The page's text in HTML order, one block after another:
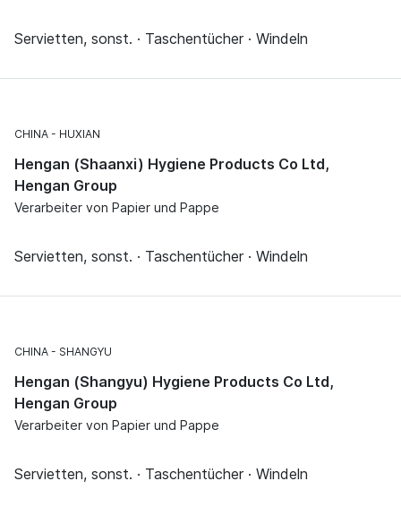
Servietten, sonst. · Taschentücher · Windeln
CHINA HUXIAN
Hengan (Shaanxi) Hygiene Products Co Ltd,
Hengan Group
Verarbeiter von Papier und Pappe
Servietten, sonst. · Taschentücher · Windeln
CHINA SHANGYU
Hengan (Shangyu) Hygiene Products Co Ltd,
Hengan Group
Verarbeiter von Papier und Pappe
Servietten, sonst. · Taschentücher · Windeln